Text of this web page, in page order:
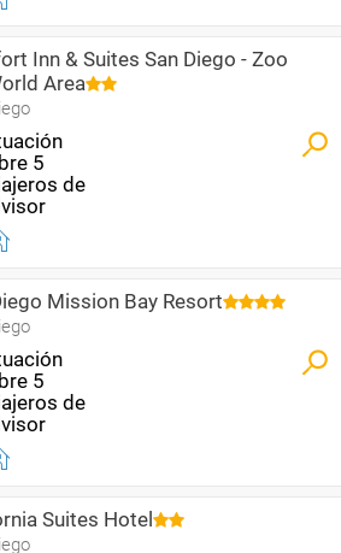
Inn & Suites San Diego - Zoo
Area
Mission Bay Resort
Suites Hotel